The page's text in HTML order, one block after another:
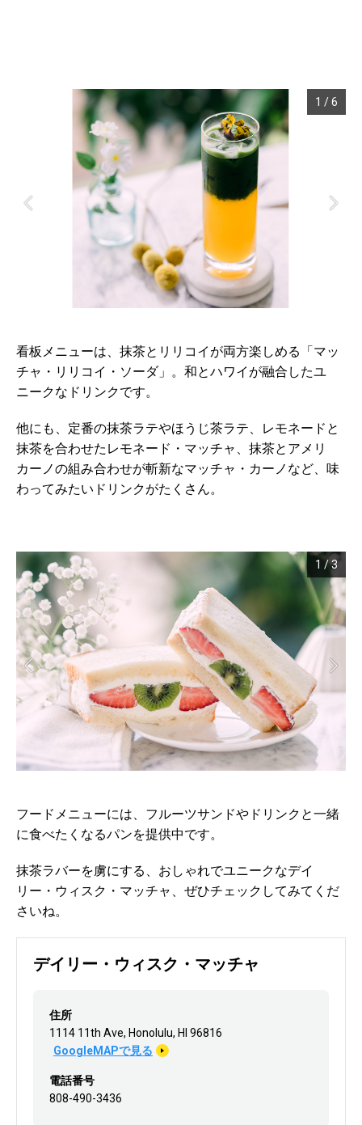
1 /6
看板メニューは、抹茶とリリコイが両方楽しめる「マッ
チャ・リリコイ・ソーダ」。和とハワイが融合したユ
ニークなドリンクです。
他にも、定番の抹茶ラテやほうじ茶ラテ、レモネードと
抹茶を合わせたレモネード・マッチャ、抹茶とアメリ
カーノの組み合わせが斬新なマッチャ・カーノなど、味
わってみたいドリンクがたくさん。
1 /3
フードメニューには、フルーツサンドやドリンクと一緒
に食べたくなるパンを提供中です。
抹茶ラバーを虜にする、おしゃれでユニークなデイ
リー・ウィスク・マッチャ、ぜひチェックしてみてくだ
さいね。
デイリー・ウィスク・マッチャ
住所
1114 11th Ave, Honolulu, HI 96816
GoogleMAPで見る
電話番号
808-490-3436